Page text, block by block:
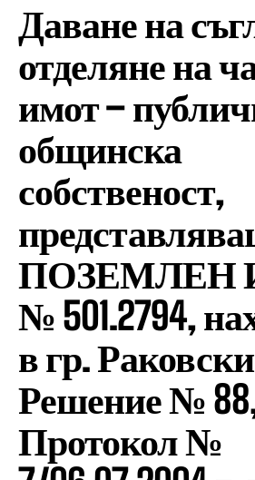
Даване на
отделяне на
имот –
общинска
собственост,
ПОЗЕМЛЕН
№ 501.2794,
в гр.
Решение № 88,
Протокол №